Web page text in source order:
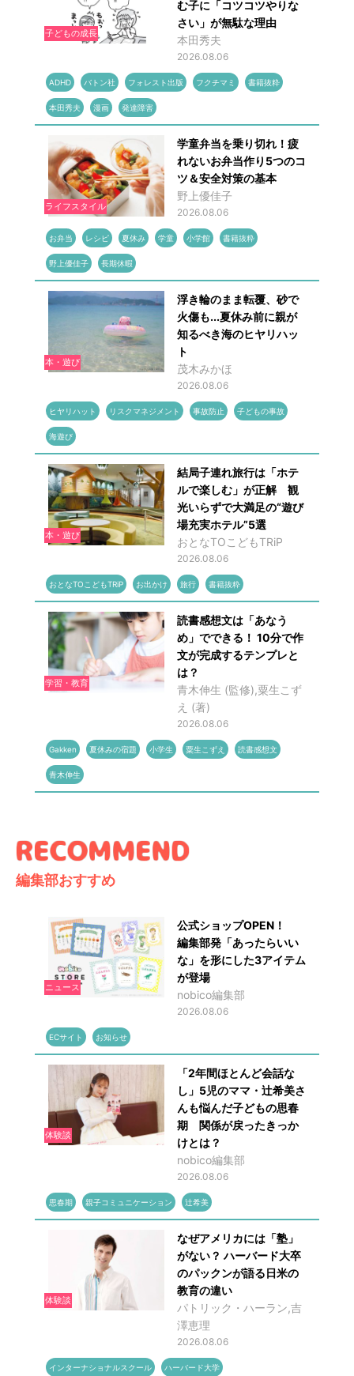
子どもの成長
む子に「コツコツやりな
さい」が無駄な理由
本田秀夫
2026.08.06
ADHD バトン社 フォレスト出版 フクチマミ 書籍抜粋
本田秀夫 漫画 発達障害
ライフスタイル
学童弁当を乗り切れ！疲
れないお弁当作り5つのコ
ツ＆安全対策の基本
野上優佳子
2026.08.06
お弁当 レシピ 夏休み 学童 小学館 書籍抜粋
野上優佳子 長期休暇
本・遊び
浮き輪のまま転覆、砂で
火傷も...夏休み前に親が
知るべき海のヒヤリハッ
ト
茂木みかほ
2026.08.06
ヒヤリハット リスクマネジメント 事故防止 子どもの事故
海遊び
本・遊び
結局子連れ旅行は「ホテ
ルで楽しむ」が正解 観
光いらずで大満足の“遊び
場充実ホテル”5選
おとなTOこどもTRiP
2026.08.06
おとなTOこどもTRiP お出かけ 旅行 書籍抜粋
学習・教育
読書感想文は「あなう
め」でできる！ 10分で作
文が完成するテンプレと
は？
青木伸生 (監修),粟生こず
え (著)
2026.08.06
Gakken 夏休みの宿題 小学生 粟生こずえ 読書感想文
青木伸生
編集部おすすめ
ニュース
公式ショップOPEN！
編集部発「あったらいい
な」を形にした3アイテム
が登場
nobico編集部
2026.08.06
ECサイト お知らせ
体験談
「2年間ほとんど会話な
し」5児のママ・辻希美さ
んも悩んだ子どもの思春
期 関係が戻ったきっか
けとは？
nobico編集部
2026.08.06
思春期 親子コミュニケーション 辻希美
体験談
なぜアメリカには「塾」
がない？ ハーバード大卒
のパックンが語る日米の
教育の違い
パトリック・ハーラン,吉
澤恵理
2026.08.06
インターナショナルスクール ハーバード大学